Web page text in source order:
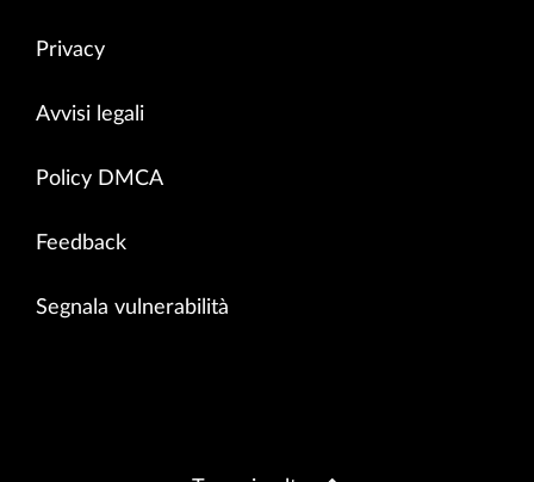
Privacy
Avvisi legali
Policy DMCA
Feedback
Segnala vulnerabilità